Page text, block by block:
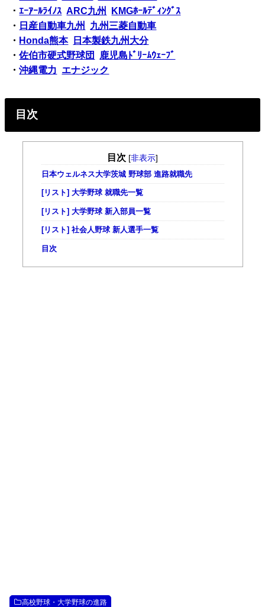
・ｴｰｱｰﾙﾗｲﾉｽ ARC九州
KMGﾎｰﾙﾃﾞｨﾝｸﾞｽ
・ 日産自動車九州
九州三菱自動車
・ Honda熊本
日本製鉄九州大分
・佐伯市硬式野球団
鹿児島ﾄﾞﾘｰﾑｳｪｰﾌﾞ
・沖縄電力 エナジック
目次
目次 [非表示]
日本ウェルネス大学茨城 野球部 進路就職先
[リスト] 大学野球 就職先一覧
[リスト] 大学野球 新入部員一覧
[リスト] 社会人野球 新人選手一覧
目次
高校野球・大学野球の進路